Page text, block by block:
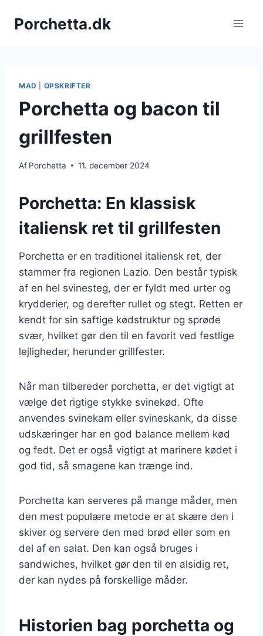
Porchetta.dk
MAD OPSKRIFTER
Porchetta og bacon til
grillfesten
Af Porchetta 11. december 2024
Porchetta: En klassisk
italiensk ret til grillfesten
Porchetta er en traditionel italiensk ret, der
stammer fra regionen Lazio. Den består typisk
af en hel svinesteg, der er fyldt med urter og
krydderier, og derefter rullet og stegt. Retten er
kendt for sin saftige kødstruktur og sprøde
svær, hvilket gør den til en favorit ved festlige
lejligheder, herunder grillfester.
Når man tilbereder porchetta, er det vigtigt at
vælge det rigtige stykke svinekød. Ofte
anvendes svinekam eller svineskank, da disse
udskæringer har en god balance mellem kød
og fedt. Det er også vigtigt at marinere kødet i
god tid, så smagene kan trænge ind.
Porchetta kan serveres på mange måder, men
den mest populære metode er at skære den i
skiver og servere den med brød eller som en
del af en salat. Den kan også bruges i
sandwiches, hvilket gør den til en alsidig ret,
der kan nydes på forskellige måder.
Historien bag porchetta og